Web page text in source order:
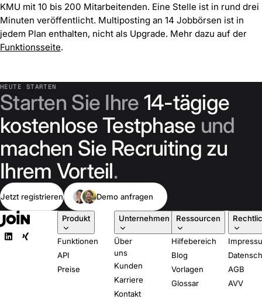
KMU mit 10 bis 200 Mitarbeitenden. Eine Stelle ist in rund drei
Minuten veröffentlicht. Multiposting an 14 Jobbörsen ist in
jedem Plan enthalten, nicht als Upgrade. Mehr dazu auf der
Funktionsseite.
HEUTE STARTEN
Starten Sie Ihre 14-tägige
kostenlose Testphase und
machen Sie Recruiting zu
Ihrem Vorteil.
Jetzt registrieren Demo anfragen
Produkt
Funktionen
API
Preise
Unternehmen
Über
uns
Kunden
Karriere
Kontakt
Ressourcen
Hilfebereich
Blog
Vorlagen
Glossar
AGB
AVV